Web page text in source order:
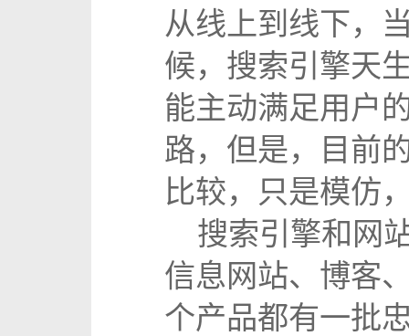
从线上到线下，
候，搜索引擎天
能主动满足用户
路，但是，目前
比较，只是模仿
搜索引擎和网
信息网站、博客
个产品都有一批